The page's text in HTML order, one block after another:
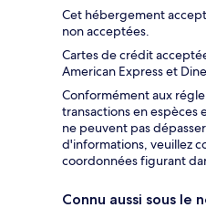
Cet hébergement
non acceptées.
Cartes de crédit
American Express et
Conformément aux
transactions en
ne peuvent pas
d'informations, veuillez
coordonnées figurant
Connu aussi sous le